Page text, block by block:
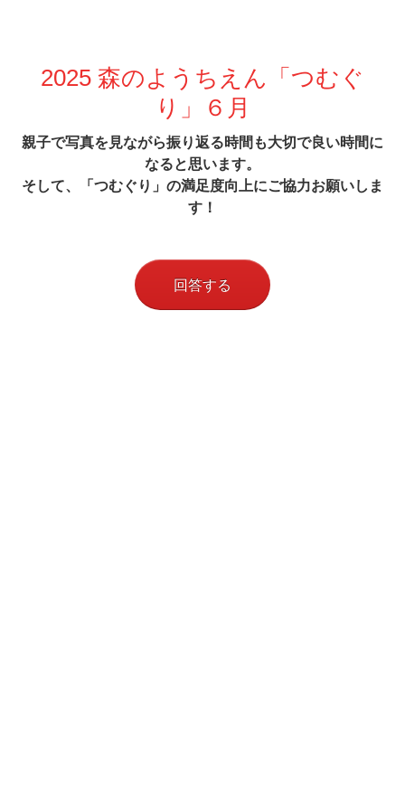
2025 森のようちえん「つむぐ
り」６月
親子で写真を見ながら振り返る時間も大切で良い時間に
なると思います。
そして、「つむぐり」の満足度向上にご協力お願いしま
す！
回答する